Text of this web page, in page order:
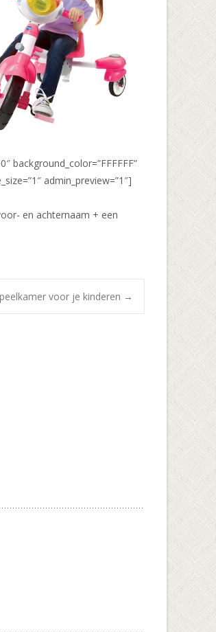
background_color=”FFFFFF”
admin_preview=”1″]
en achternaam + een
voor je kinderen →